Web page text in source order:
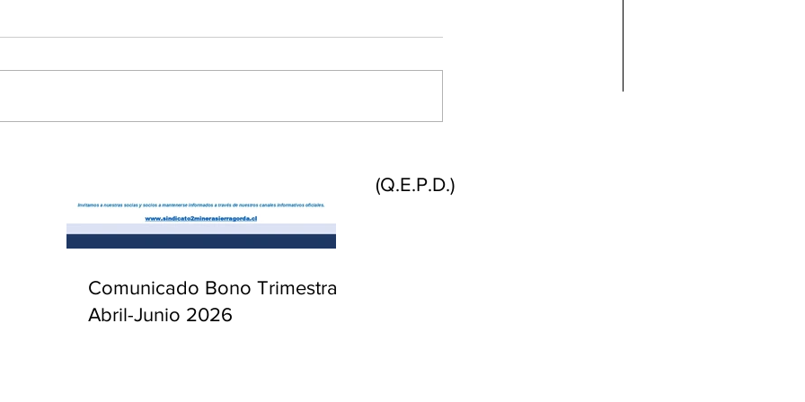
Comunicado Bono Trimestral
Abril-Junio 2026
(Q.E.P.D.)